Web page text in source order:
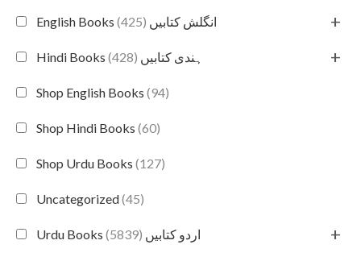
English Books انگلش کتابیں (425) +
Hindi Books ہندی کتابیں (428) +
Shop English Books (94)
Shop Hindi Books (60)
Shop Urdu Books (127)
Uncategorized(45)
Urdu Books اردو کتابیں (5839) +